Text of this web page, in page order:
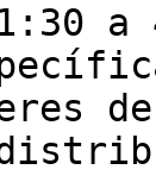
a
de